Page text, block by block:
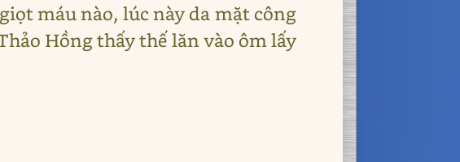
máu nào, lúc này da mặt công
Hồng thấy thế lăn vào ôm lấy